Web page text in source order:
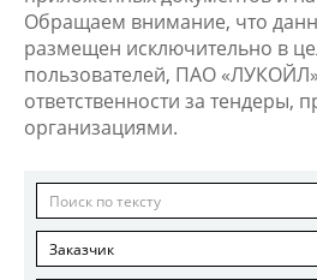
Обращаем внимание, что
размещен исключительно в
пользователей, ПАО
ответственности за тендеры,
организациями.
Заказчик